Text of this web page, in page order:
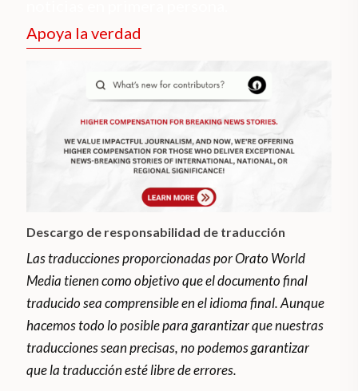
Apoya la verdad
Descargo de responsabilidad de traducción
Las traducciones proporcionadas por Orato World
Media tienen como objetivo que el documento final
traducido sea comprensible en el idioma final. Aunque
hacemos todo lo posible para garantizar que nuestras
traducciones sean precisas, no podemos garantizar
que la traducción esté libre de errores.